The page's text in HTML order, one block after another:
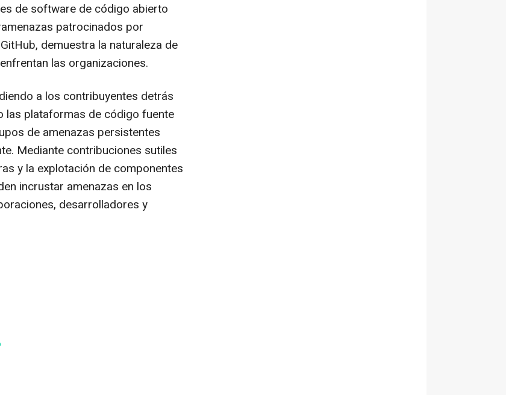
de software de código abierto
patrocinados por
demuestra la naturaleza de
las organizaciones.
a los contribuyentes detrás
las plataformas de código fuente
de amenazas persistentes
Mediante contribuciones sutiles
y la explotación de componentes
incrustar amenazas en los
desarrolladores y